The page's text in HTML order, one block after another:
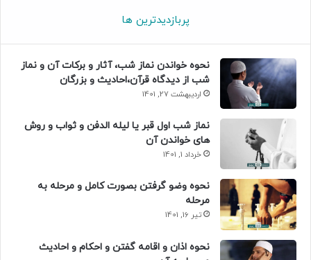
پربازدیدترین ها
نحوه خواندن نماز شب، آثار و برکات آن و نماز
شب از دیدگاه قرآن،احادیث و بزرگان
اردیبهشت 27, 1401
نماز شب اول قبر یا لیله الدفن و ثواب و روش
های خواندن آن
خرداد 1, 1401
نحوه وضو گرفتن بصورت کامل و مرحله به
مرحله
تیر 16, 1401
نحوه اذان و اقامه گفتن و احکام و احادیث